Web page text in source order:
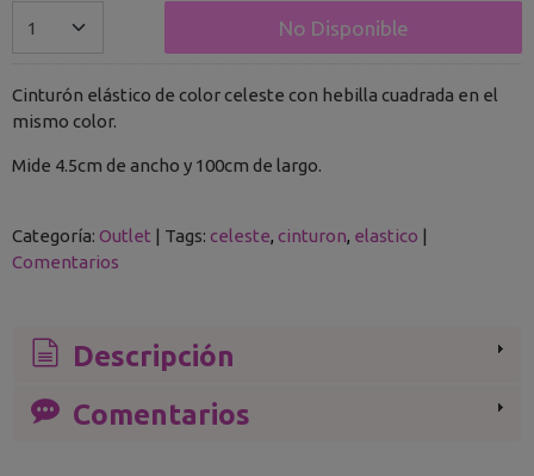
No Disponible
Cinturón elástico de color celeste con hebilla cuadrada en el
mismo color.
Mide 4.5cm de ancho y 100cm de largo.
Categoría: Outlet | Tags: celeste cinturon elastico |
Comentarios
Descripción
Comentarios